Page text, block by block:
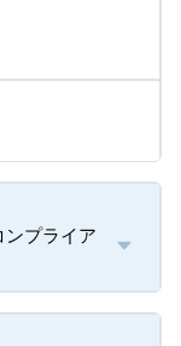
プライア